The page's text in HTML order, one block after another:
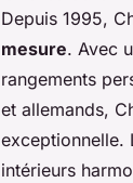
Depuis 1995,
mesure. Avec
rangements
et allemands,
exceptionnelle.
intérieurs